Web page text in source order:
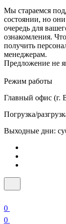
Мы стараемся
состоянии, но
очередь для
ознакомления.
получить
менеджерам.
Предложение не
Режим работы
Главный офис (г.
Погрузка/
Выходные дни:
0
0